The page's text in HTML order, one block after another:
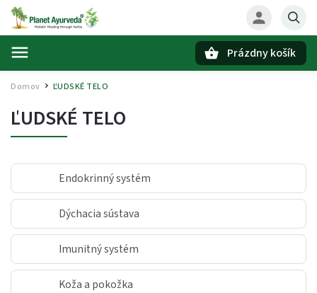
Prázdny košík
Domov ĽUDSKÉ TELO
ĽUDSKÉ TELO
Endokrinný systém
Dýchacia sústava
Imunitný systém
Koža a pokožka